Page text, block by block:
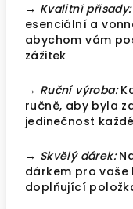
→ Kvalitní přísady:
esenciální a
abychom vám
zážitek
→ Ruční výroba:
ručně, aby byla
jedinečnost
→ Skvělý dárek:
dárkem pro vaše
doplňující